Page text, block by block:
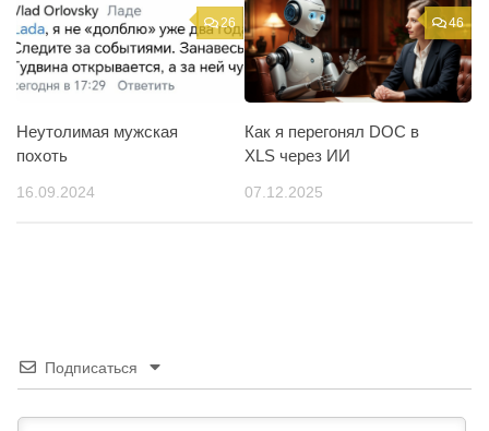
26
Неутолимая мужская
похоть
16.09.2024
46
Как я перегонял DOC в
XLS через ИИ
07.12.2025
Подписаться